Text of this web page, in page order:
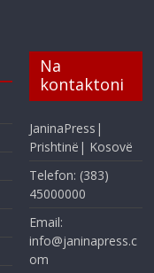
Na
kontaktoni
JaninaPress|
Prishtinë| Kosovë
Telefon: (383)
45000000
Email:
info@janinapress.c
om